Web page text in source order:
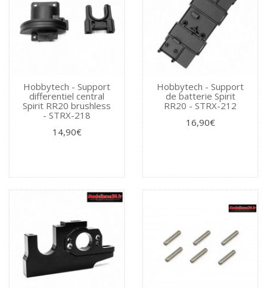
Hobbytech - Support
differentiel central
Spirit RR20 brushless
- STRX-218
14,90€
Hobbytech - Support
de batterie Spirit
RR20 - STRX-212
16,90€